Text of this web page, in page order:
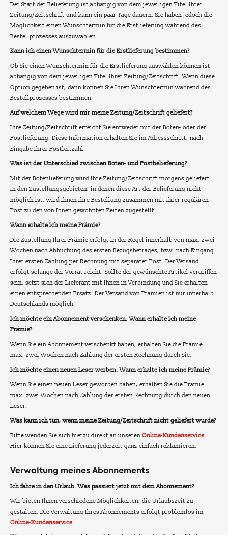
Der Start der Belieferung ist abhängig von dem jeweiligen Titel Ihrer
Zeitung/Zeitschrift und kann ein paar Tage dauern. Sie haben jedoch die
Möglichkeit einen Wunschtermin für die Erstlieferung während des
Bestellprozesses auszuwählen.
Kann ich einen Wunschtermin für die Erstlieferung bestimmen?
Ob Sie einen Wunschtermin für die Erstlieferung auswählen können ist
abhängig von dem jeweiligen Titel Ihrer Zeitung/Zeitschrift. Wenn diese
Option gegeben ist, dann können Sie Ihren Wunschtermin während des
Bestellprozesses bestimmen.
Auf welchem Wege wird mir meine Zeitung/Zeitschrift geliefert?
Ihre Zeitung/Zeitschrift erreicht Sie entweder mit der Boten- oder der
Postlieferung. Diese Information erhalten Sie im Adressschritt, nach
Eingabe Ihrer Postleitzahl.
Was ist der Unterschied zwischen Boten- und Postbelieferung?
Mit der Botenlieferung wird Ihre Zeitung/Zeitschrift morgens geliefert.
In den Zustellungsgebieten, in denen diese Art der Belieferung nicht
möglich ist, wird Ihnen Ihre Bestellung zusammen mit Ihrer regulären
Post zu den von Ihnen gewohnten Zeiten zugestellt.
Wann erhalte ich meine Prämie?
Die Zustellung Ihrer Prämie erfolgt in der Regel innerhalb von max. zwei
Wochen nach Abbuchung des ersten Bezugsbetrages, bzw. nach Eingang
Ihrer ersten Zahlung per Rechnung mit separater Post. Der Versand
erfolgt solange der Vorrat reicht. Sollte der gewünschte Artikel vergriffen
sein, setzt sich der Lieferant mit Ihnen in Verbindung und Sie erhalten
einen entsprechenden Ersatz. Der Versand von Prämien ist nur innerhalb
Deutschlands möglich.
Ich möchte ein Abonnement verschenken. Wann erhalte ich meine
Prämie?
Wenn Sie ein Abonnement verschenkt haben, erhalten Sie die Prämie
max. zwei Wochen nach Zahlung der ersten Rechnung durch Sie.
Ich möchte einen neuen Leser werben. Wann erhalte ich meine Prämie?
Wenn Sie einen neuen Leser geworben haben, erhalten Sie die Prämie
max. zwei Wochen nach Zahlung der ersten Rechnung durch den neuen
Leser.
Was kann ich tun, wenn meine Zeitung/Zeitschrift nicht geliefert wurde?
Bitte wenden Sie sich hierzu direkt an unseren Online-Kundenservice.
Hier können Sie eine Lieferung jederzeit ganz einfach reklamieren.
Verwaltung meines Abonnements
Ich fahre in den Urlaub. Was passiert jetzt mit dem Abonnement?
Wir bieten Ihnen verschiedene Möglichkeiten, die Urlaubszeit zu
gestalten. Die Verwaltung Ihres Abonnements erfolgt problemlos im
Online-Kundenservice.